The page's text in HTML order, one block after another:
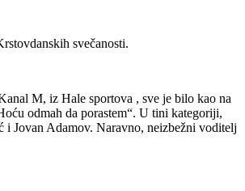
svečanosti.
M, iz Hale sportova , sve je bilo kao na
odmah da porastem“. U tini kategoriji,
i Jovan Adamov. Naravno, neizbežni voditelj